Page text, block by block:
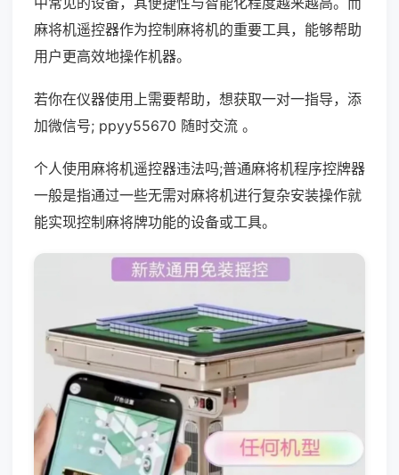
麻将机遥控器作为控制麻将机的重要工具，能够帮助
用户更高效地操作机器。
若你在仪器使用上需要帮助，想获取一对一指导，添
加微信号; ppyy55670 随时交流 。
个人使用麻将机遥控器违法吗;普通麻将机程序控牌器
一般是指通过一些无需对麻将机进行复杂安装操作就
能实现控制麻将牌功能的设备或工具。